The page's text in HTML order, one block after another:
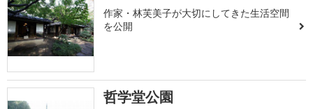
作家・林芙美子が大切にしてきた生活空間
を公開
哲学堂公園